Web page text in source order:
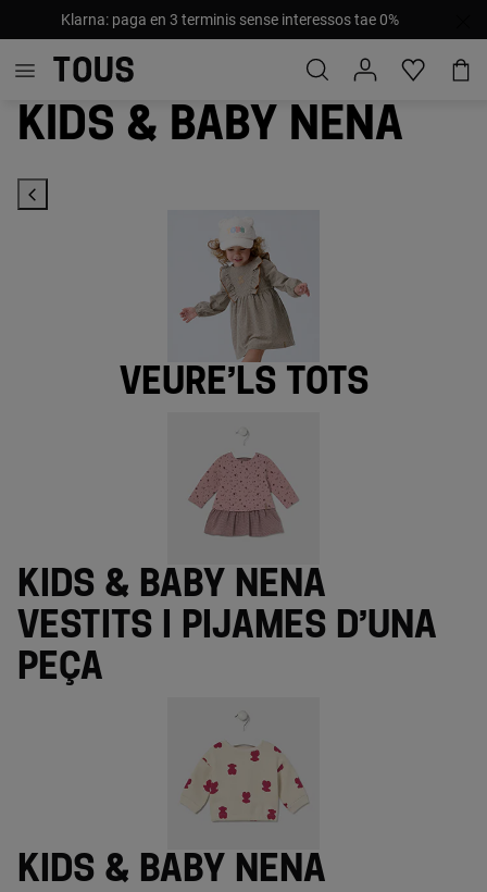
Klarna: paga en 3 terminis sense interessos tae 0%
Kids & Baby nena
Veure’ls tots
Kids & Baby nena
vestits i pijames d’una
peça
Kids & Baby nena